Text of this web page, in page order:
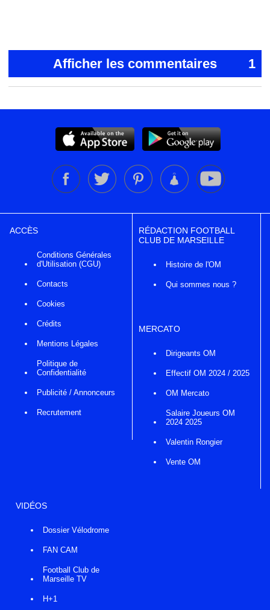
Afficher les commentaires 1
ACCÈS
Conditions Générales
d'Utilisation (CGU)
Contacts
Cookies
Crédits
Mentions Légales
Politique de
Confidentialité
Publicité / Annonceurs
Recrutement
RÉDACTION FOOTBALL
CLUB DE MARSEILLE
Histoire de l'OM
Qui sommes nous ?
MERCATO
Dirigeants OM
Effectif OM 2024 / 2025
OM Mercato
Salaire Joueurs OM
2024 2025
Valentin Rongier
Vente OM
VIDÉOS
Dossier Vélodrome
FAN CAM
Football Club de
Marseille TV
H+1